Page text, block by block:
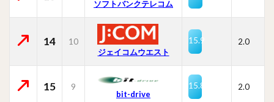
ソフトバンクテレコム
14
10
ジェイコムウエスト
15.9 2.0
15 9
bit-drive
15.8 2.0